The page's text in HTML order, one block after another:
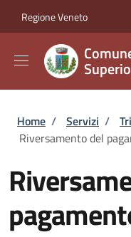
Regione Veneto
Briciole di
Home / Servizi /
Riversamento del